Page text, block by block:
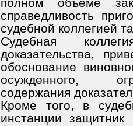
справедливость
судебной коллегией
Судебная
доказательства,
обоснование
осужденного,
содержания
Кроме того, в
инстанции